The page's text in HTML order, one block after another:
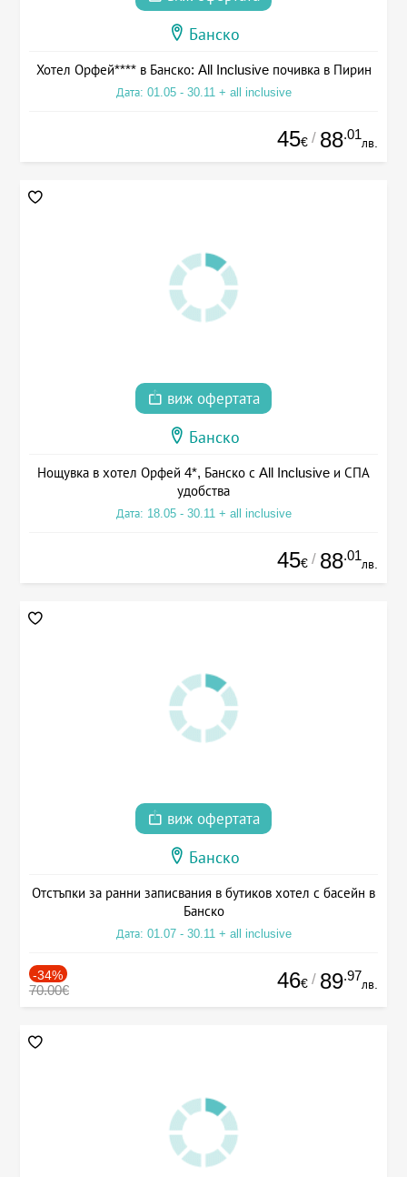
Банско
Хотел Орфей**** в Банско: All Inclusive почивка в Пирин
Дата: 01.05 - 30.11 + all inclusive
45€ / 88.01
лв.
виж офертата
Банско
Нощувка в хотел Орфей 4*, Банско с All Inclusive и СПА
удобства
Дата: 18.05 - 30.11 + all inclusive
45€ / 88.01
лв.
виж офертата
Банско
Отстъпки за ранни записвания в бутиков хотел с басейн в
Банско
Дата: 01.07 - 30.11 + all inclusive
-34%
70.00€ 46€ / 89.97
лв.